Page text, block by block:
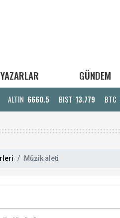
YAZARLAR GÜNDEM
ALTIN 6660.5 BIST 13.779 BTC
Müzik aleti